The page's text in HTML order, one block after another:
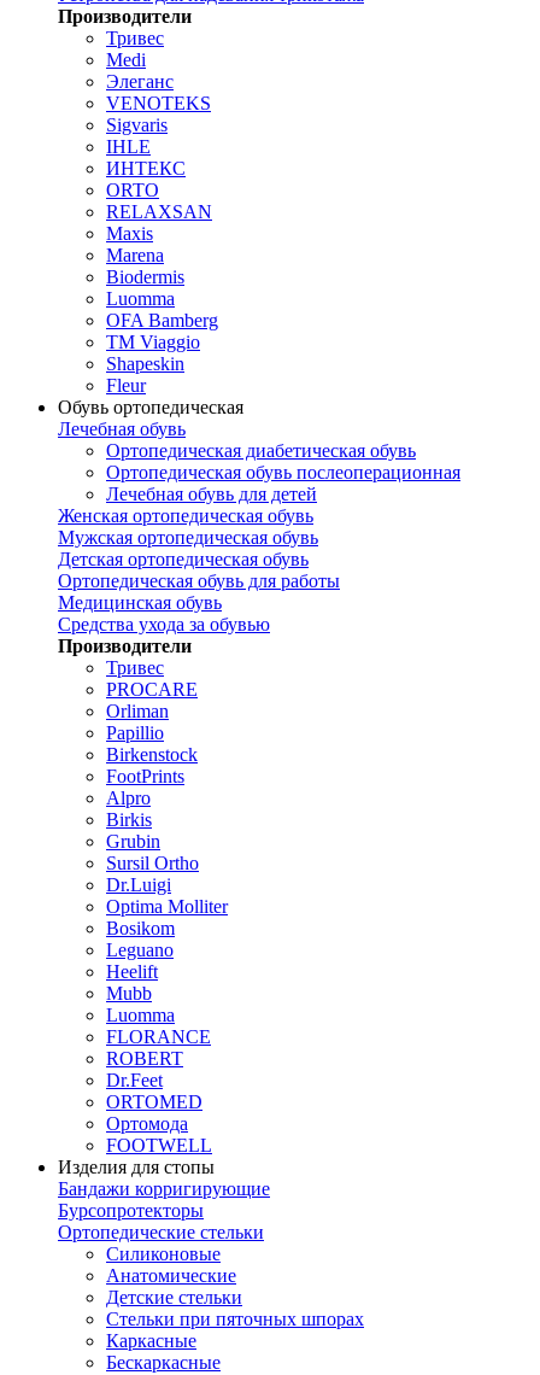
Производители
Тривес
Medi
Элеганс
VENOTEKS
Sigvaris
IHLE
ИНТЕКС
ORTO
RELAXSAN
Maxis
Marena
Biodermis
Luomma
OFA Bamberg
TM Viaggio
Shapeskin
Fleur
Обувь ортопедическая
Лечебная обувь
Ортопедическая диабетическая обувь
Ортопедическая обувь послеоперационная
Лечебная обувь для детей
Женская ортопедическая обувь
Мужская ортопедическая обувь
Детская ортопедическая обувь
Ортопедическая обувь для работы
Медицинская обувь
Средства ухода за обувью
Производители
Тривес
PROCARE
Orliman
Papillio
Birkenstock
FootPrints
Alpro
Birkis
Grubin
Sursil Ortho
Dr.Luigi
Optima Molliter
Bosikom
Leguano
Heelift
Mubb
Luomma
FLORANCE
ROBERT
Dr.Feet
ORTOMED
Ортомода
FOOTWELL
Изделия для стопы
Бандажи корригирующие
Бурсопротекторы
Ортопедические стельки
Силиконовые
Анатомические
Детские стельки
Стельки при пяточных шпорах
Каркасные
Бескаркасные